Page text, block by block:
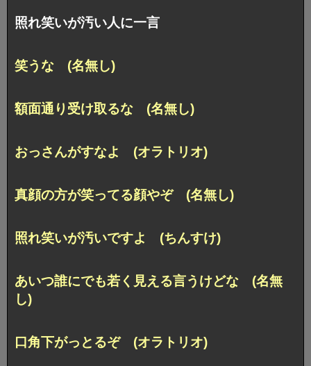
照れ笑いが汚い人に一言
笑うな (名無し)
額面通り受け取るな (名無し)
おっさんがすなよ (オラトリオ)
真顔の方が笑ってる顔やぞ (名無し)
照れ笑いが汚いですよ (ちんすけ)
あいつ誰にでも若く見える言うけどな (名無
し)
口角下がっとるぞ (オラトリオ)